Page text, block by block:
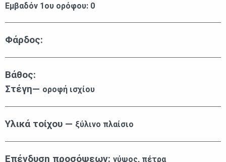
Εμβαδόν 1ου ορόφου: 0
Φάρδος:
Βάθος:
Στέγη— οροφή ισχίου
Υλικά τοίχου — ξύλινο πλαίσιο
Επένδυση προσόψεων: γύψος, πέτρα